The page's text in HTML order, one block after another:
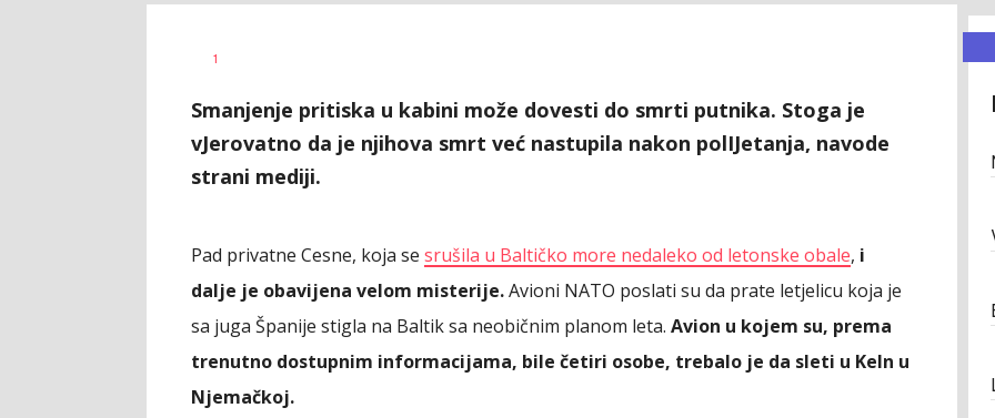
AUTOR
1
Smanjenje pritiska u kabini može dovesti do smrti putnika. Stoga je
vJerovatno da je njihova smrt već nastupila nakon polIJetanja, navode
strani mediji.
Pad privatne Cesne, koja se srušila u Baltičko more nedaleko od letonske obale, i
dalje je obavijena velom misterije.Avioni NATO poslati su da prate letjelicu koja je
sa juga Španije stigla na Baltik sa neobičnim planom leta. Avion u kojem su, prema
trenutno dostupnim informacijama, bile četiri osobe, trebalo je da sleti u Keln u
Njemačkoj.